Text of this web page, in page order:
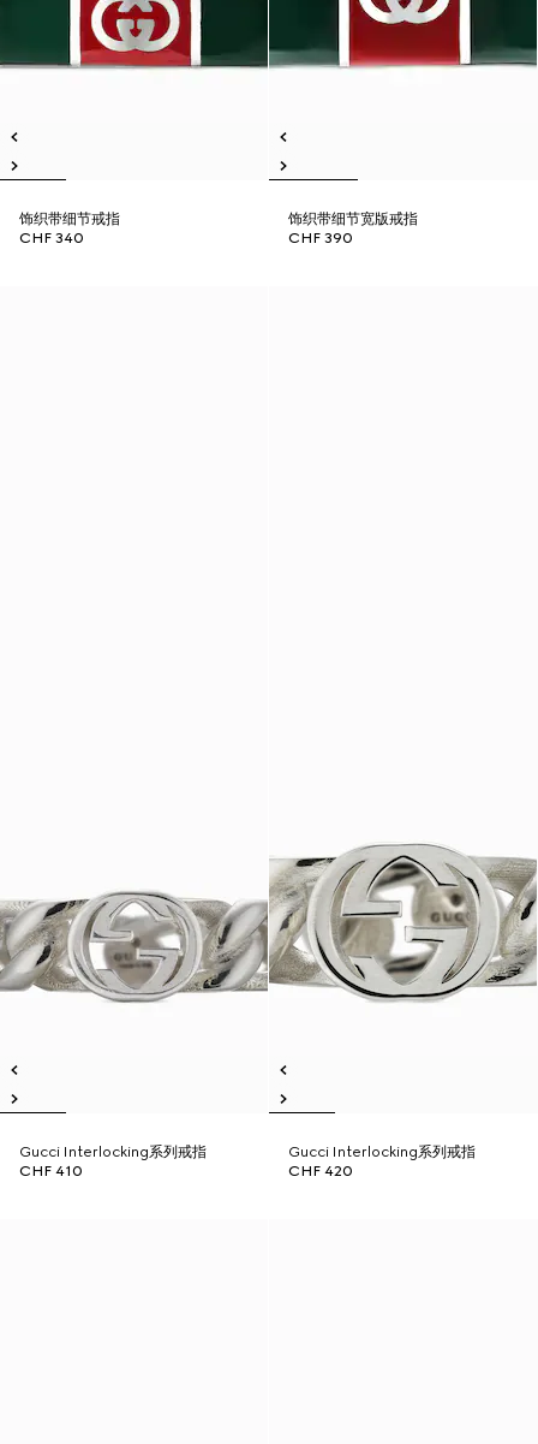
饰织带细节戒指
CHF 340
饰织带细节宽版戒指
CHF 390
Gucci Interlocking系列戒指
CHF 410
Gucci Interlocking系列戒指
CHF 420